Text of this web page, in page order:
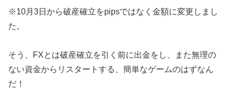
※10月3日から破産確立をpipsではなく金額に変更しまし
た。
そう、FXとは破産確立を引く前に出金をし、また無理の
ない資金からリスタートする、簡単なゲームのはずなん
だ！